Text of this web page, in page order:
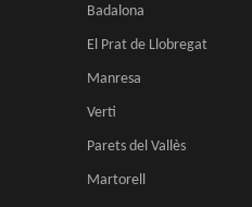
Badalona
El Prat de Llobregat
Manresa
Verti
Parets del Vallès
Martorell